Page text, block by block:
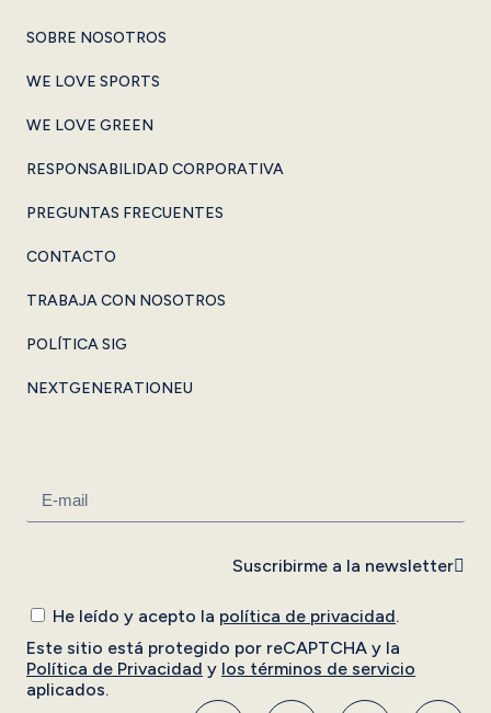
SOBRE NOSOTROS
WE LOVE SPORTS
WE LOVE GREEN
RESPONSABILIDAD CORPORATIVA
PREGUNTAS FRECUENTES
CONTACTO
TRABAJA CON NOSOTROS
POLÍTICA SIG
NEXTGENERATIONEU
He leído y acepto la política de privacidad.
Este sitio está protegido por reCAPTCHA y la
Política de Privacidad y los términos de servicio
aplicados.
Suscribirme a la newsletter